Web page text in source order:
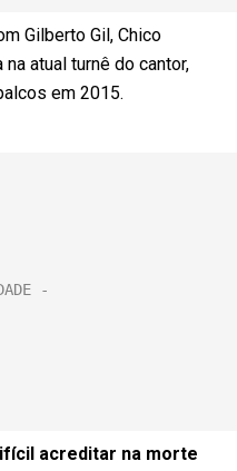
Gilberto Gil, Chico
atual turnê do cantor,
em 2015.
acreditar na morte